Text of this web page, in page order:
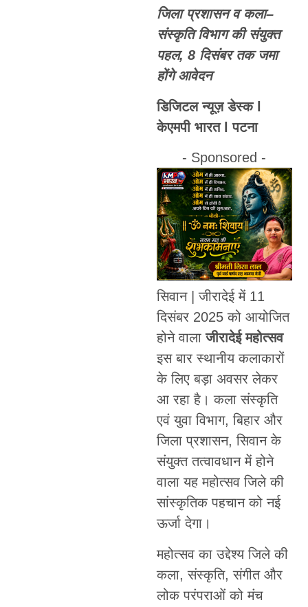
जिला प्रशासन व कला–
संस्कृति विभाग की संयुक्त
पहल, 8 दिसंबर तक जमा
होंगे आवेदन
डिजिटल न्यूज़ डेस्क l
केएमपी भारत l पटना
- Sponsored -
सिवान | जीरादेई में 11
दिसंबर 2025 को आयोजित
होने वालाजीरादेई महोत्सव
इस बार स्थानीय कलाकारों
के लिए बड़ा अवसर लेकर
आ रहा है। कला संस्कृति
एवं युवा विभाग, बिहार और
जिला प्रशासन, सिवान के
संयुक्त तत्वावधान में होने
वाला यह महोत्सव जिले की
सांस्कृतिक पहचान को नई
ऊर्जा देगा।
महोत्सव का उद्देश्य जिले की
कला, संस्कृति, संगीत और
लोक परंपराओं को मंच